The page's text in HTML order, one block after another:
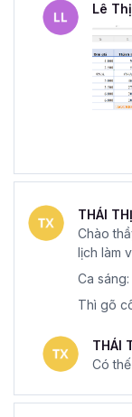
Lê
THÁI
Chào
lịch làm
Ca
Thì gõ
THÁI
Có